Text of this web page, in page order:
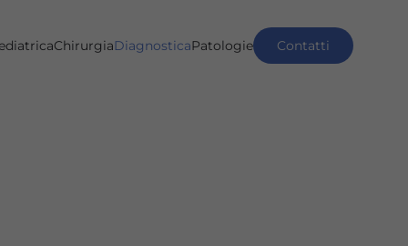
ChirurgiaDiagnosticaPatologie Contatti